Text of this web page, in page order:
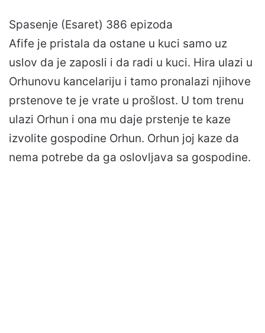
Spasenje (Esaret) 386 epizoda
Afife je pristala da ostane u kuci samo uz
uslov da je zaposli i da radi u kuci. Hira ulazi u
Orhunovu kancelariju i tamo pronalazi njihove
prstenove te je vrate u prošlost. U tom trenu
ulazi Orhun i ona mu daje prstenje te kaze
izvolite gospodine Orhun. Orhun joj kaze da
nema potrebe da ga oslovljava sa gospodine.